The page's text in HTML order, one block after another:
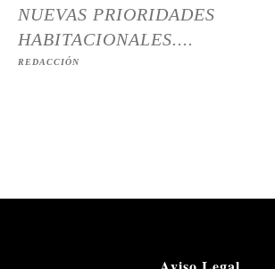
NUEVAS PRIORIDADES
HABITACIONALES....
REDACCIÓN